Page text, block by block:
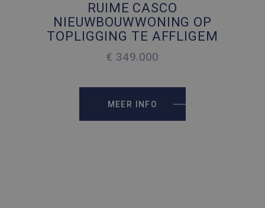
2 PARKEERPLAATSEN
2
RUIME CASCO
NIEUWBOUWWONING OP
TOPLIGGING TE AFFLIGEM
€ 349.000
MEER INFO